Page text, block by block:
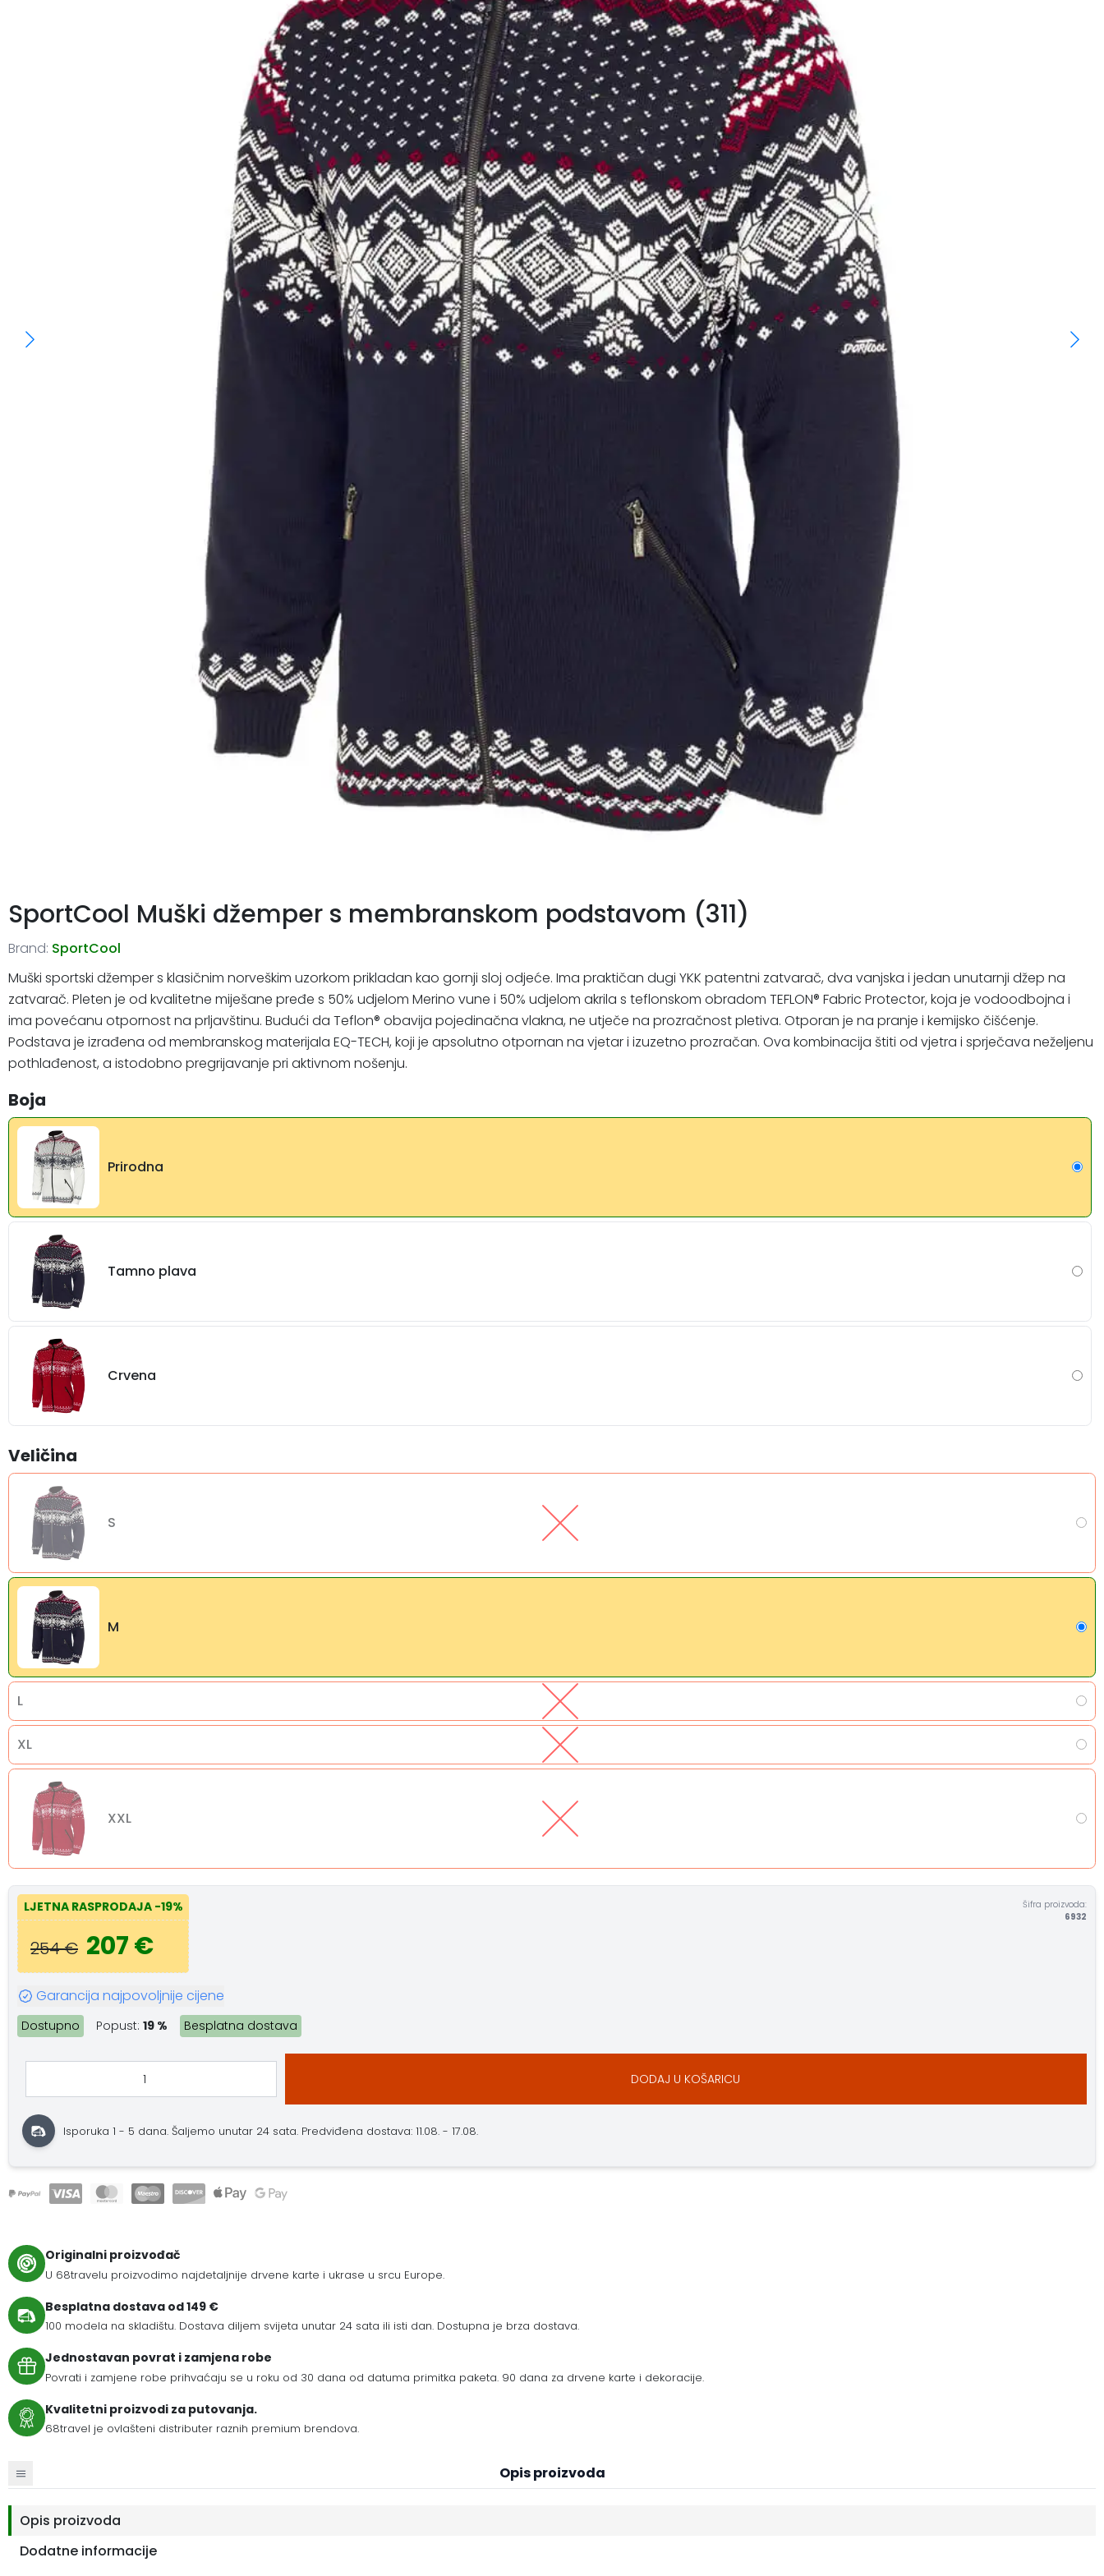
SportCool Muški džemper s membranskom podstavom (311)
Brand: SportCool
Muški sportski džemper s klasičnim norveškim uzorkom prikladan kao gornji sloj odjeće. Ima praktičan dugi YKK patentni zatvarač, dva vanjska i jedan unutarnji džep na
zatvarač. Pleten je od kvalitetne miješane pređe s 50% udjelom Merino vune i 50% udjelom akrila s teflonskom obradom TEFLON® Fabric Protector, koja je vodoodbojna i
ima povećanu otpornost na prljavštinu. Budući da Teflon® obavija pojedinačna vlakna, ne utječe na prozračnost pletiva. Otporan je na pranje i kemijsko čišćenje.
Podstava je izrađena od membranskog materijala EQ-TECH, koji je apsolutno otpornan na vjetar i izuzetno prozračan. Ova kombinacija štiti od vjetra i sprječava neželjenu
pothlađenost, a istodobno pregrijavanje pri aktivnom nošenju.
Boja
Prirodna
Tamno plava
Crvena
Veličina
S
M
L
XL
XXL
LJETNA RASPRODAJA -19%
254 € 207 €
Šifra proizvoda:
6932
Garancija najpovoljnije cijene
Dostupno Popust: 19 % Besplatna dostava
DODAJ U KOŠARICU
Isporuka 1 - 5 dana.Šaljemo unutar 24 sata. Predviđena dostava: 11.08. - 17.08.
Originalni proizvođač
U 68travelu proizvodimo najdetaljnije drvene karte i ukrase u srcu Europe.
Besplatna dostava od 149 €
100 modela na skladištu. Dostava diljem svijeta unutar 24 sata ili isti dan. Dostupna je brza dostava.
Jednostavan povrat i zamjena robe
Povrati i zamjene robe prihvaćaju se u roku od 30 dana od datuma primitka paketa. 90 dana za drvene karte i dekoracije.
Kvalitetni proizvodi za putovanja.
68travel je ovlašteni distributer raznih premium brendova.
Opis proizvoda
Opis proizvoda
Dodatne informacije